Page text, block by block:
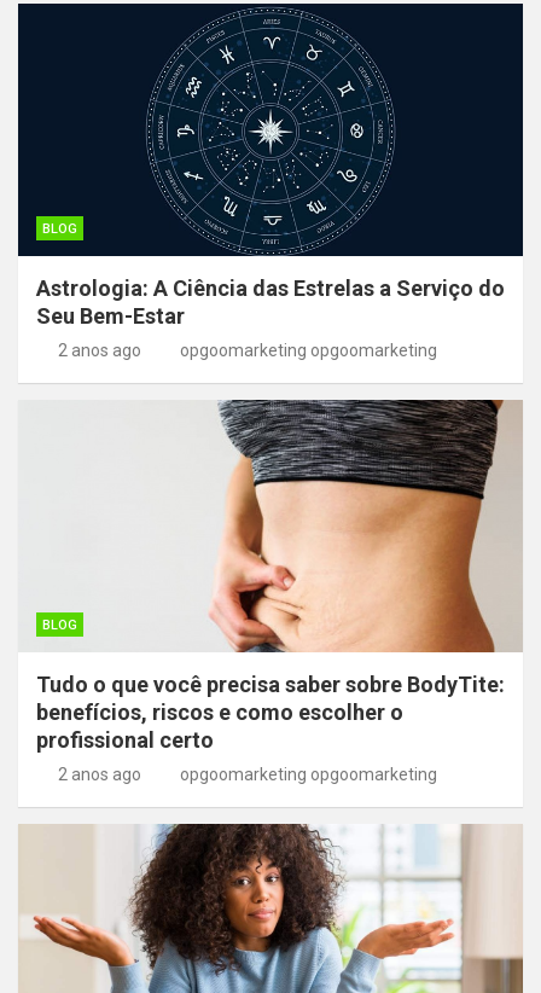
BLOG
Astrologia: A Ciência das Estrelas a Serviço do
Seu Bem-Estar
2 anos ago opgoomarketing opgoomarketing
BLOG
Tudo o que você precisa saber sobre BodyTite:
benefícios, riscos e como escolher o
profissional certo
2 anos ago opgoomarketing opgoomarketing